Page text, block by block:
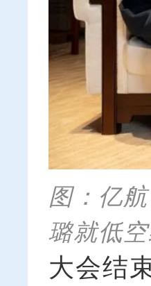
图：亿
璐就低
大会结